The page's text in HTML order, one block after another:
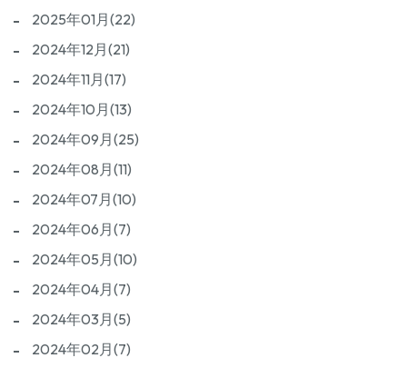
2025年01月(22)
2024年12月(21)
2024年11月(17)
2024年10月(13)
2024年09月(25)
2024年08月(11)
2024年07月(10)
2024年06月(7)
2024年05月(10)
2024年04月(7)
2024年03月(5)
2024年02月(7)